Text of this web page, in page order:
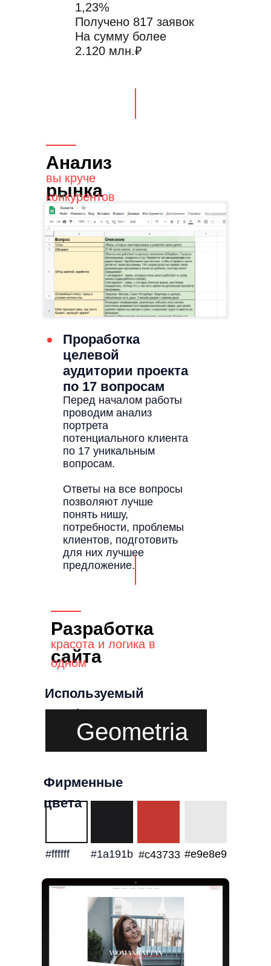
1,23%
Получено 817 заявок
На сумму более
2.120 млн.₽
Анализ
рынка
вы круче
конкурентов
Проработка
целевой
аудитории проекта
по 17 вопросам
Перед началом работы
проводим анализ
портрета
потенциального клиента
по 17 уникальным
вопросам.
Ответы на все вопросы
позволяют лучше
понять нишу,
потребности, проблемы
клиентов, подготовить
для них лучшее
предложение.
Разработка
сайта
красота и логика в
одном
Фирменные
цвета
#ffffff #1a191b #c43733 #e9e8e9
Используемый
шрифт
Geometria